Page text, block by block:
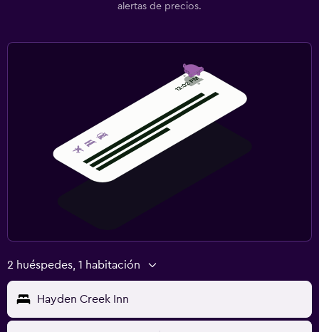
alertas de precios.
2 huéspedes, 1 habitación
Hayden Creek Inn